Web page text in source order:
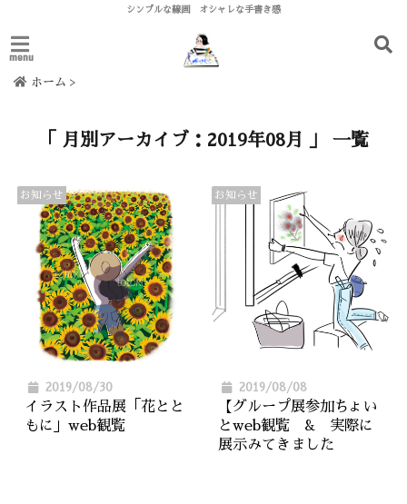
シンプルな線画 オシャレな手書き感
menu
ホーム >
「 月別アーカイブ：2019年08月 」 一覧
お知らせ
2019/08/30
イラスト作品展「花とと
もに」web観覧
お知らせ
2019/08/08
【グループ展参加ちょい
とweb観覧 & 実際に
展示みてきました